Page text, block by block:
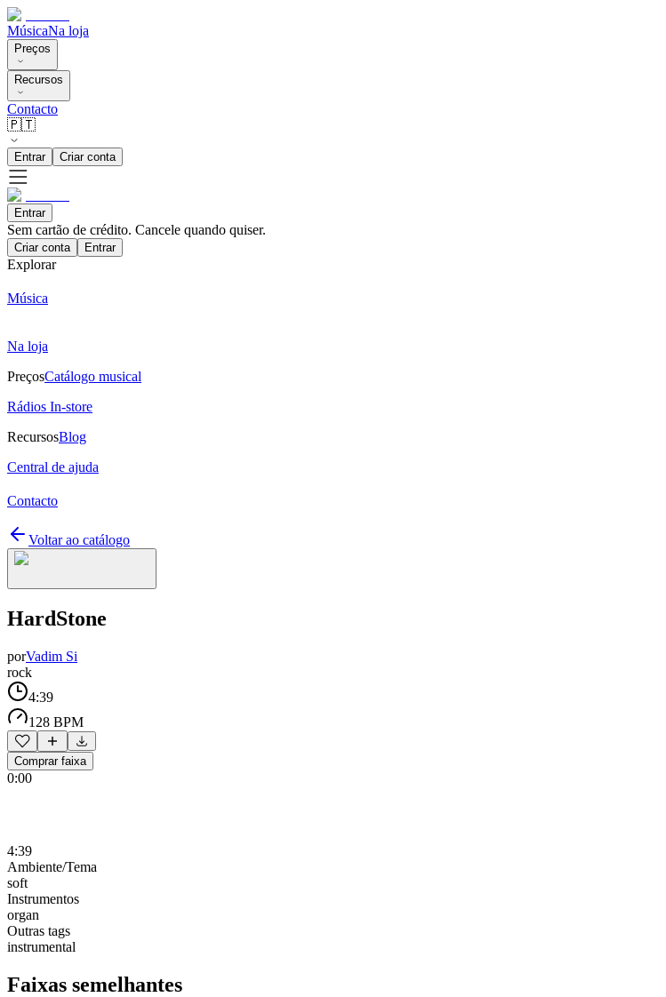
MúsicaNa loja
Preços
Recursos
Contacto
🇵🇹
Entrar Criar conta
Entrar
Sem cartão de crédito. Cancele quando quiser.
Criar conta Entrar
Explorar
Música
Na loja
PreçosCatálogo musical
Rádios In-store
RecursosBlog
Central de ajuda
Contacto
Voltar ao catálogo
HardStone
porVadim Si
rock
4:39
128 BPM
Comprar faixa
0:00
4:39
Ambiente/Tema
soft
Instrumentos
organ
Outras tags
instrumental
Faixas semelhantes